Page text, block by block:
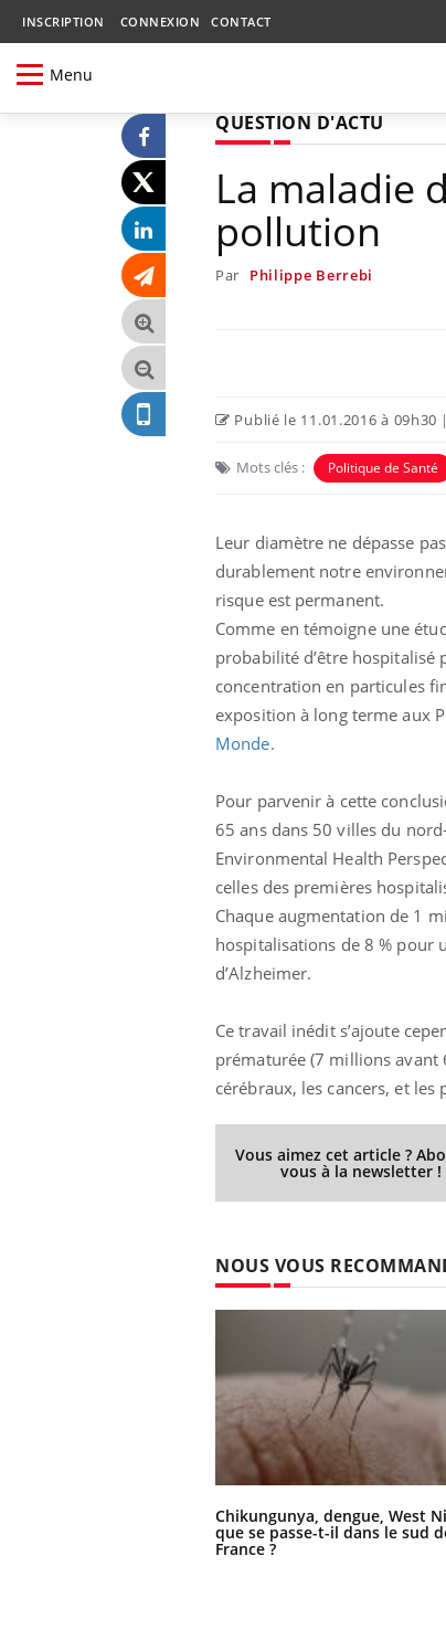
INSCRIPTION CONNEXION CONTACT
Menu
QUESTION D'ACTU
La maladie
pollution
Par Philippe Berrebi
Publié le 11.01.2016 à 09h30
Mots clés : Politique de Santé
Leur diamètre ne dépasse
durablement notre
risque est permanent.
Comme en témoigne une
probabilité d’être hospitalisé
concentration en particules
exposition à long terme aux
Monde.
Pour parvenir à cette
65 ans dans 50 villes du
Environmental Health
celles des premières
Chaque augmentation de 1
hospitalisations de 8 % pour
d’Alzheimer.
Ce travail inédit s’ajoute
prématurée (7 millions avant
cérébraux, les cancers, et les
Vous aimez cet article ?
vous à la newsletter !
NOUS VOUS
Chikungunya, dengue, West
que se passe-t-il dans le sud
France ?
Fortes chaleurs :
pourquoi le risque de
noyade grimpe-t-il ?
Le Viagra pourrait-il
freiner la propagation du
cancer ?
de protéines pourrait
finalement être